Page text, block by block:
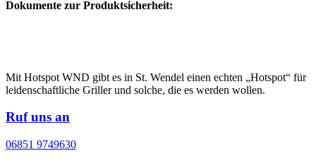
Dokumente zur Produktsicherheit:
Mit Hotspot WND gibt es in St. Wendel einen echten „Hotspot“ für
leidenschaftliche Griller und solche, die es werden wollen.
Ruf uns an
06851 9749630